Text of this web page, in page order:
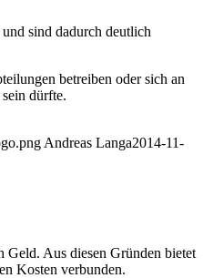
sind dadurch deutlich
betreiben oder sich an
dürfte.
Andreas Langa2014-11-
Geld. Aus diesen Gründen bietet
Kosten verbunden.